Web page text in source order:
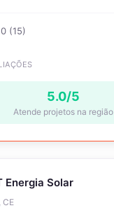
(15)
5.0/5
Atende projetos na região
Energia Solar
CE